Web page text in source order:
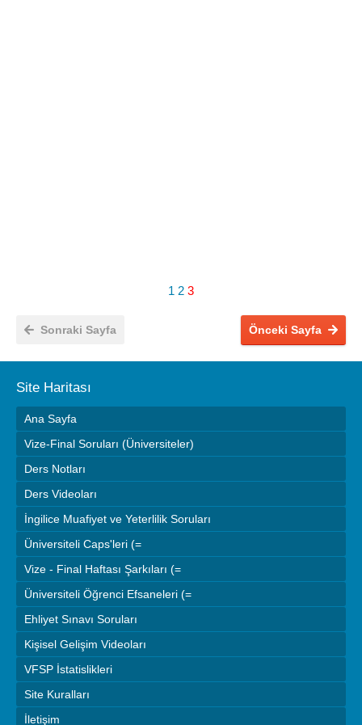
1 2 3
Önceki Sayfa
Sonraki Sayfa
Site Haritası
Ana Sayfa
Vize-Final Soruları (Üniversiteler)
Ders Notları
Ders Videoları
İngilice Muafiyet ve Yeterlilik Soruları
Üniversiteli Caps'leri (=
Vize - Final Haftası Şarkıları (=
Üniversiteli Öğrenci Efsaneleri (=
Ehliyet Sınavı Soruları
Kişisel Gelişim Videoları
VFSP İstatislikleri
Site Kuralları
İletişim